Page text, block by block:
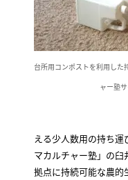
台所用コンポストを利用した
ャー塾
える少人数用の持ち
マカルチャー塾」の
拠点に持続可能な農的